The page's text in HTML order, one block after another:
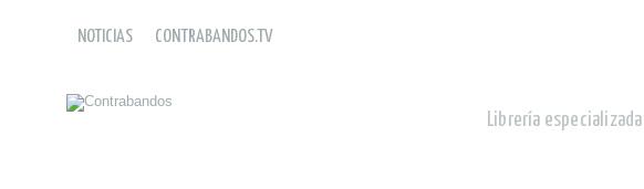
NOTICIAS CONTRABANDOS.TV
Librería